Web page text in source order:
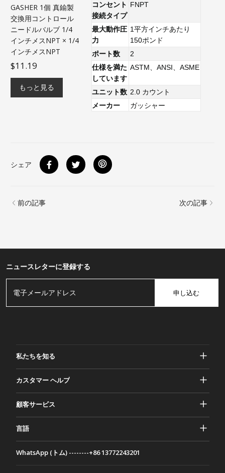
GASHER 1個 真鍮製
交換用コントロール
ニードルバルブ 1/4
インチメスNPT × 1/4
インチメスNPT
$11.19
もっと見る
コンセント
接続タイプ
FNPT
最大動作圧
力
1平方インチあたり
150ポンド
ポート数
2
仕様を満た
しています
ASTM、ANSI、ASME
ユニット数 2.0 カウント
メーカー
ガッシャー
シェア
前の記事 次の記事
ニュースレターに登録する
申し込む
私たちを知る
規約と条件
カスタマー ヘルプ
お問い合わせ
顧客サービス
お支払い方法
言語
WhatsApp (トム) --------+86 13772243201